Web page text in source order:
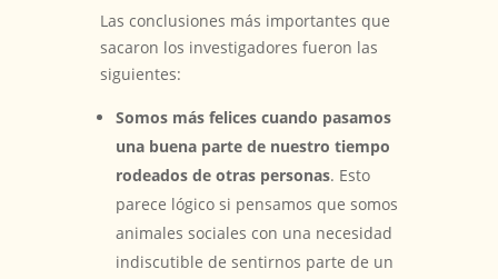
Las conclusiones más importantes que
sacaron los investigadores fueron las
siguientes:
Somos más felices cuando pasamos
una buena parte de nuestro tiempo
rodeados de otras personas. Esto
parece lógico si pensamos que somos
animales sociales con una necesidad
indiscutible de sentirnos parte de un